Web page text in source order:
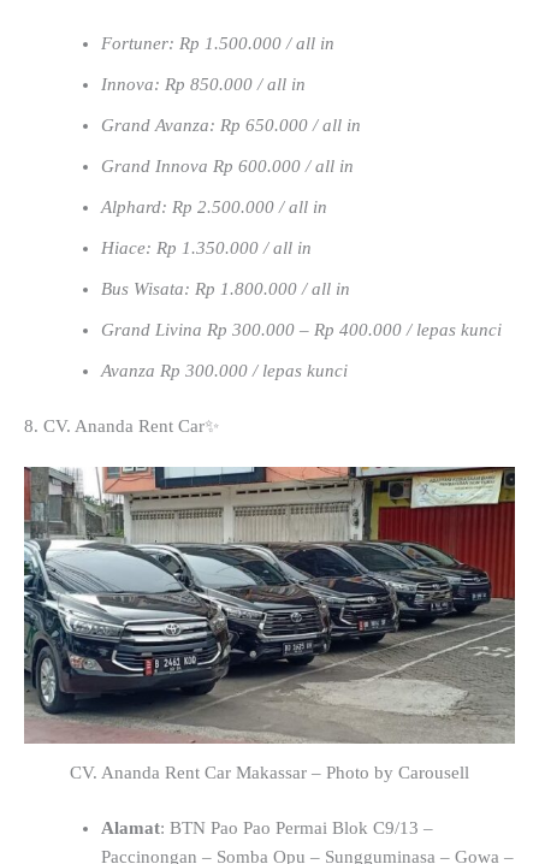
Fortuner: Rp 1.500.000 / all in
Innova: Rp 850.000 / all in
Grand Avanza: Rp 650.000 / all in
Grand Innova Rp 600.000 / all in
Alphard: Rp 2.500.000 / all in
Hiace: Rp 1.350.000 / all in
Bus Wisata: Rp 1.800.000 / all in
Grand Livina Rp 300.000 – Rp 400.000 / lepas kunci
Avanza Rp 300.000 / lepas kunci
8. CV. Ananda Rent Car✨
CV. Ananda Rent Car Makassar – Photo by Carousell
Alamat: BTN Pao Pao Permai Blok C9/13 –
Paccinongan – Somba Opu – Sungguminasa – Gowa –